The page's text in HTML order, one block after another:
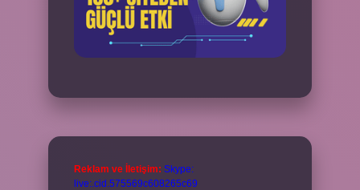
Reklam ve İletişim: Skype:
live:.cid.575569c608265c69